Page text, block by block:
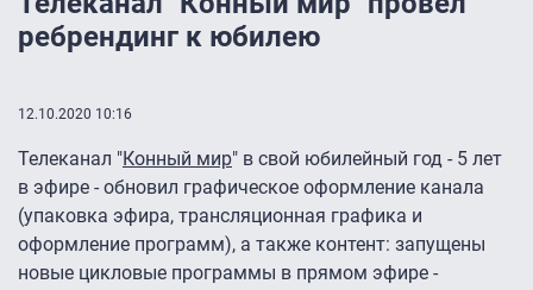
ребрендинг к юбилею
12.10.2020 10:16
Телеканал "Конный мир" в свой юбилейный год - 5 лет
в эфире - обновил графическое оформление канала
(упаковка эфира, трансляционная графика и
оформление программ), а также контент: запущены
новые цикловые программы в прямом эфире -